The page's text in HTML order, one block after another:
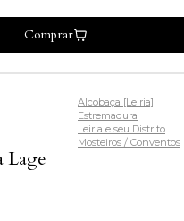
Comprar
Lage
Alcobaça [Leiria]
Estremadura
Leiria e seu Distrito
Mosteiros / Conventos